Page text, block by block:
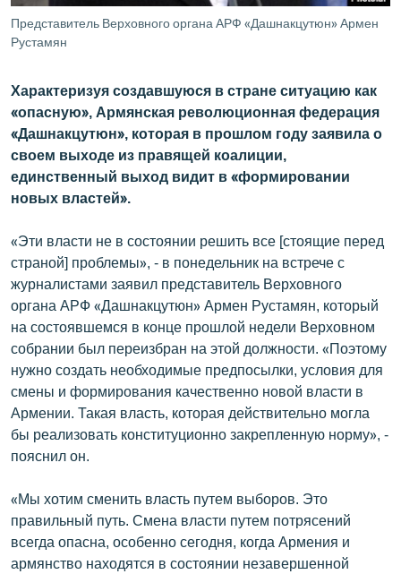
ԱՐԽԻՎ
ԲԱՆԱՎԵՃ
ՁԳՏԵԼՈՎ ԼԱՎԱԳՈՒՅՆԻՆ
ՓՈԴՔԱՍԹ
English
Русский
ՀԵՏԵՎԵՔ ՄԵԶ
«Ազատության» բոլոր կայքերը
Представитель Верховного органа АРФ «Дашнакцутюн» Армен
Рустамян
Характеризуя создавшуюся в стране ситуацию как
«опасную», Армянская революционная федерация
«Дашнакцутюн», которая в прошлом году заявила о
своем выходе из правящей коалиции,
единственный выход видит в «формировании
новых властей».
«Эти власти не в состоянии решить все [стоящие перед
страной] проблемы», - в понедельник на встрече с
журналистами заявил представитель Верховного
органа АРФ «Дашнакцутюн» Армен Рустамян, который
на состоявшемся в конце прошлой недели Верховном
собрании был переизбран на этой должности. «Поэтому
нужно создать необходимые предпосылки, условия для
смены и формирования качественно новой власти в
Армении. Такая власть, которая действительно могла
бы реализовать конституционно закрепленную норму», -
пояснил он.
«Мы хотим сменить власть путем выборов. Это
правильный путь. Смена власти путем потрясений
всегда опасна, особенно сегодня, когда Армения и
армянство находятся в состоянии незавершенной